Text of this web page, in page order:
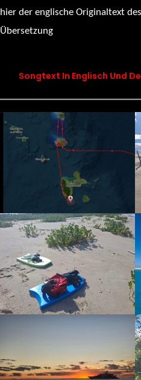
hier der englische Originaltext
Übersetzung
Songtext In Englisch Und